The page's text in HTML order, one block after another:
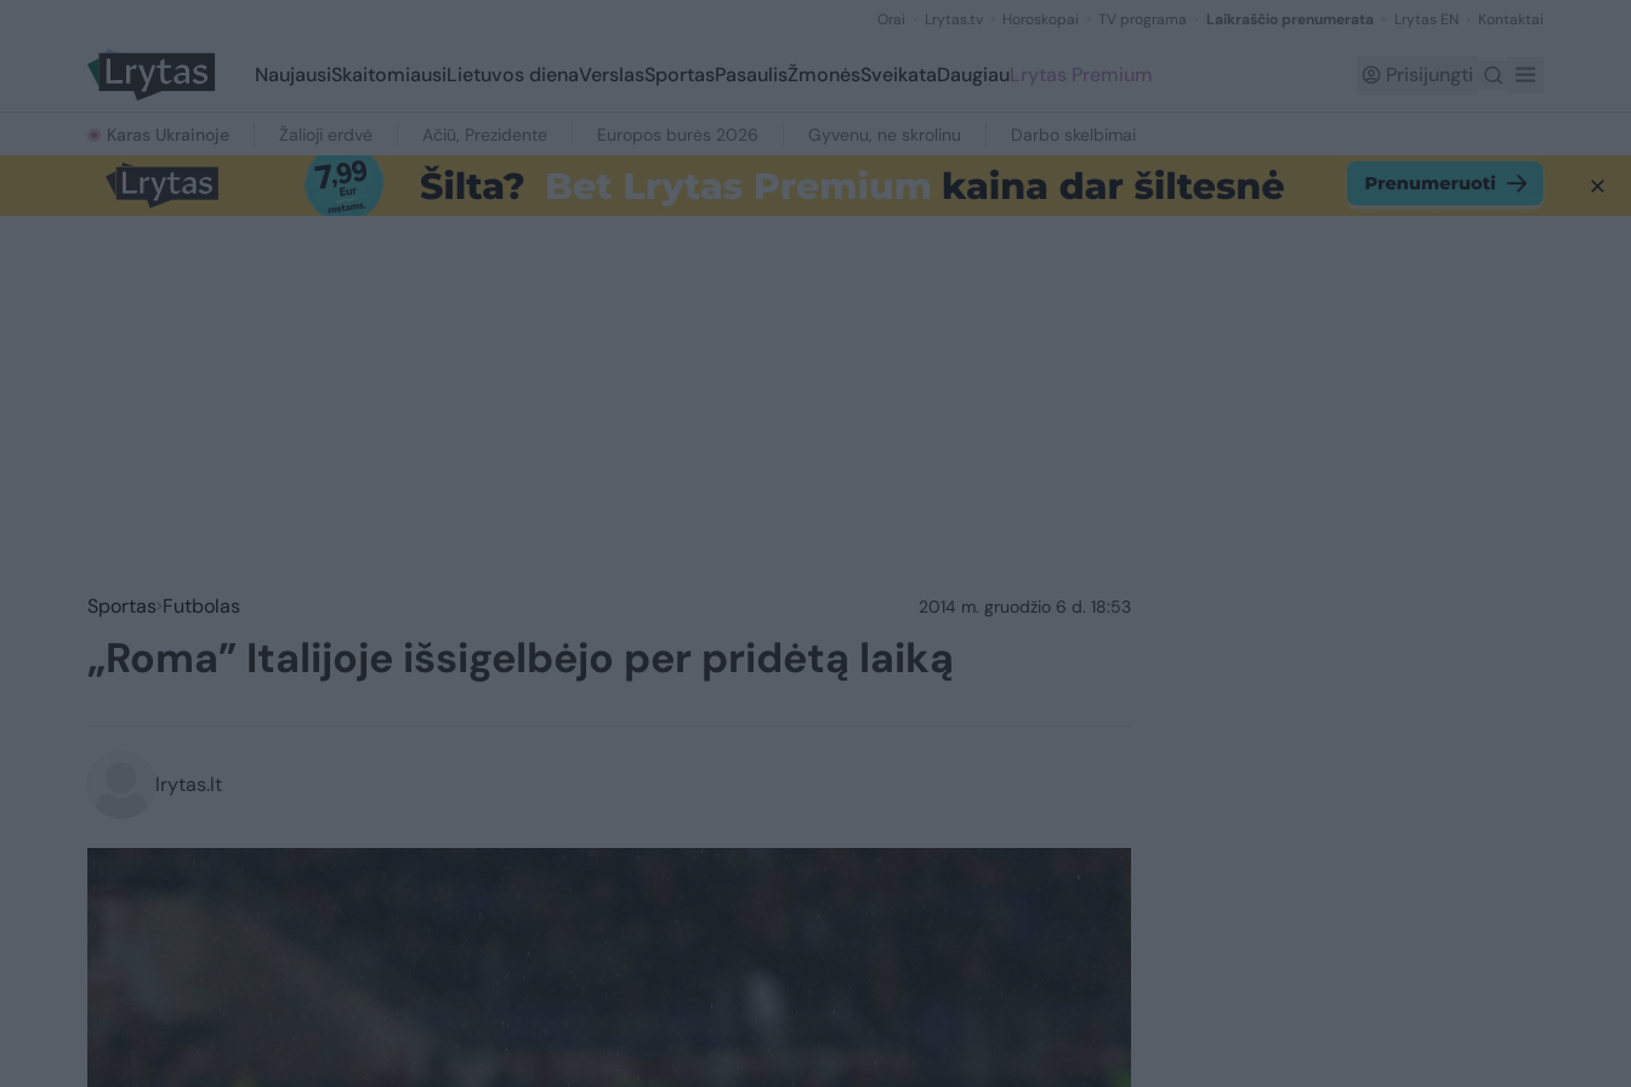
Orai Lrytas.tv Horoskopai TV programa Laikraščio prenumerata Lrytas EN Kontaktai
NaujausiSkaitomiausiLietuvos dienaVerslasSportasPasaulisŽmonėsSveikataDaugiauLrytas Premium Prisijungti
Karas Ukrainoje Žalioji erdvė Ačiū, Prezidente Europos burės 2026 Gyvenu, ne skrolinu Darbo skelbimai
Sportas Futbolas 2014 m. gruodžio 6 d. 18:53
„Roma” Italijoje išsigelbėjo per pridėtą laiką
lrytas.lt